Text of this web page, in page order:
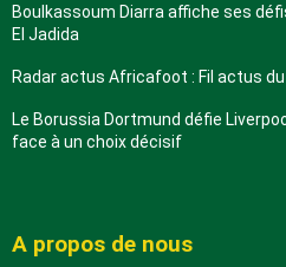
Boulkassoum Diarra affiche ses
El Jadida
Radar actus Africafoot : Fil actus
Le Borussia Dortmund défie
face à un choix décisif
A propos de nous